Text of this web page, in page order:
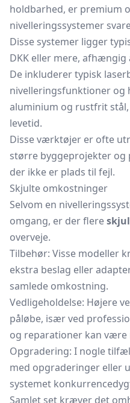
holdbarhed, er premium
nivelleringssystemer
Disse systemer ligger
DKK eller mere,
De inkluderer typisk
nivelleringsfunktioner og
aluminium og rustfrit
levetid.
Disse værktøjer er ofte
større byggeprojekter og
der ikke er plads til fejl.
Skjulte omkostninger
Selvom en
omgang, er der flere
overveje.
Tilbehør: Visse modeller
ekstra beslag eller
samlede omkostning.
Vedligeholdelse: Højere
påløbe, især ved
og reparationer kan være
Opgradering: I nogle
med opgraderinger eller
systemet
Samlet set kræver det